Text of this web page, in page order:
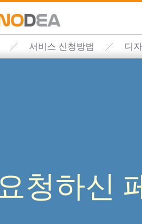
서비스 신청방법 디
요청하신